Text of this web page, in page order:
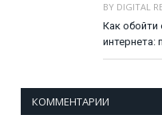
BY DIGITAL
Как обойти
интернета:
КОММЕНТАРИИ